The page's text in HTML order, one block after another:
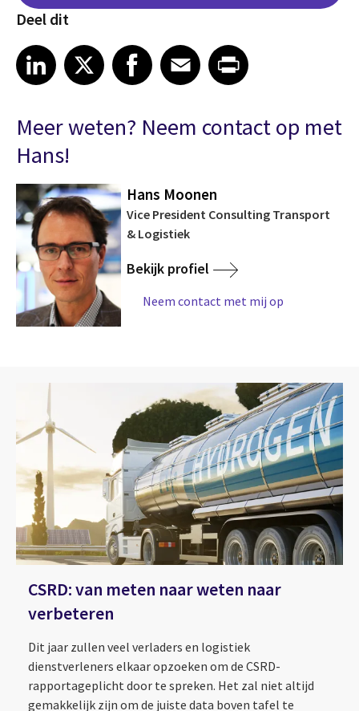
Deel dit
Share on LinkedIn
LinkedIn
Share on X Share on Facebook
Facebook
Share on EmailEmailShare on Print
Meer weten? Neem contact op met
Hans!
Hans Moonen
Vice President Consulting Transport
& Logistiek
Bekijk profiel
Neem contact met mij op
CSRD: van meten naar weten naar
verbeteren
Dit jaar zullen veel verladers en logistiek
dienstverleners elkaar opzoeken om de CSRD-
rapportageplicht door te spreken. Het zal niet altijd
gemakkelijk zijn om de juiste data boven tafel te